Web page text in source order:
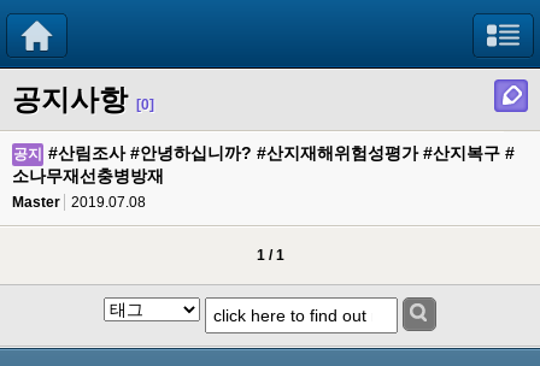
공지사항 [0]
공지
#산림조사 #안녕하십니까? #산지재해위험성평가 #산지복구 #
소나무재선충병방재
Master 2019.07.08
1 / 1